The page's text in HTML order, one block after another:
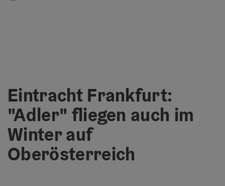
Eintracht Frankfurt:
"Adler" fliegen auch im
Winter auf
Oberösterreich